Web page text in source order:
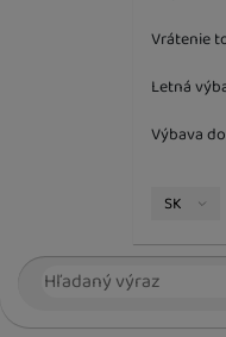
Vrátenie
Letná
Výbava
SK
Vyhľadávanie